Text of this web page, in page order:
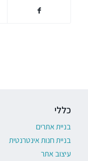
כללי
בניית אתרים
בניית חנות אינטרנטית
עיצוב אתר